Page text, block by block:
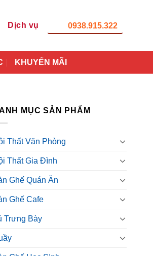
Dịch vụ 0938.915.322
KHUYẾN MÃI
MỤC SẢN PHẨM
Thất Văn Phòng
Thất Gia Đình
Ghế Quán Ăn
Ghế Cafe
Trưng Bày